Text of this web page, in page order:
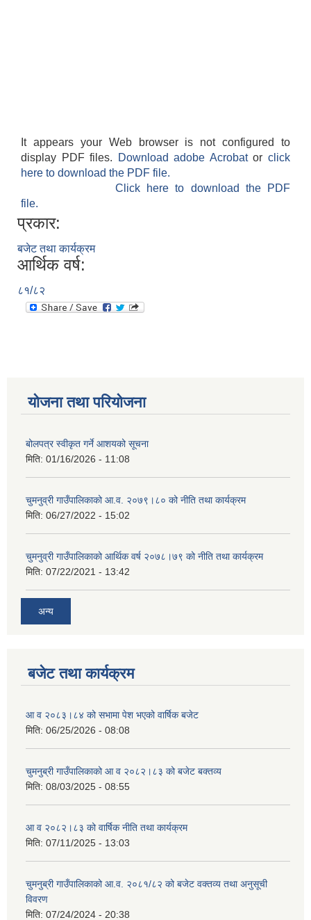
It appears your Web browser is not configured to
display PDF files.
Download adobe Acrobatorclick
here to download the PDF file.
Click here to download the PDF
file.
प्रकार:
बजेट तथा कार्यक्रम
आर्थिक वर्ष:
८१/८२
योजना तथा परियोजना
बोलपत्र स्वीकृत गर्ने आशयको सूचना
मिति: 01/16/2026 - 11:08
चुमनुव्री गाउँपालिकाको आ.व. २०७९।८० को नीति तथा कार्यक्रम
मिति: 06/27/2022 - 15:02
चुमनुव्री गाउँपालिकाको आर्थिक वर्ष २०७८।७९ को नीति तथा कार्यक्रम
मिति: 07/22/2021 - 13:42
अन्य
बजेट तथा कार्यक्रम
आ व २०८३।८४ को सभामा पेश भएको वार्षिक बजेट
मिति: 06/25/2026 - 08:08
चुमनुब्री गाउँपालिकाको आ व २०८२।८३ को बजेट बक्तव्य
मिति: 08/03/2025 - 08:55
आ व २०८२।८३ को वार्षिक नीति तथा कार्यक्रम
मिति: 07/11/2025 - 13:03
चुमनुब्री गाउँपालिकाको आ.व. २०८१/८२ को बजेट वक्तव्य तथा अनुसूची
विवरण
मिति: 07/24/2024 - 20:38